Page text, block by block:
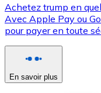
XRP
XRP
Voir toutes
Achetez trump en
Avec Apple Pay ou
pour payer en toute
En savoir plus